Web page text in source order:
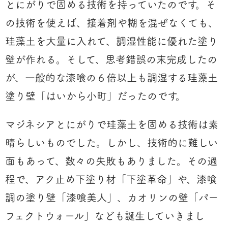
とにがりで固める技術を持っていたのです。そ
の技術を使えば、接着剤や糊を混ぜなくても、
珪藻土を大量に入れて、調湿性能に優れた塗り
壁が作れる。そして、思考錯誤の末完成したの
が、一般的な漆喰の６倍以上も調湿する珪藻土
塗り壁「はいから小町」だったのです。
マジネシアとにがりで珪藻土を固める技術は素
晴らしいものでした。しかし、技術的に難しい
面もあって、数々の失敗もありました。その過
程で、アク止め下塗り材「下塗革命」や、漆喰
調の塗り壁「漆喰美人」、カオリンの壁「パー
フェクトウォール」なども誕生していきまし